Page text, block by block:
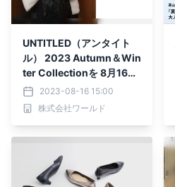
UNTITLED（アンタイト
ル） 2023 Autumn＆Win
ter Collectionを 8月16日
(水)より店頭・オンライン
にて発売スタート
2023-08-16 15:00
株式会社ワールド